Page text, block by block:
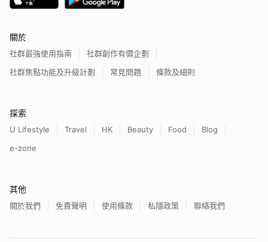
關於
社群最強使用指南
社群創作有價企劃
社群焦點功能及升級計劃
常見問題 條款及細則
探索
U Lifestyle Travel HK Beauty Food
Blog
e-zone
其他
關於我們 免責聲明 使用條款 私隱政策 聯絡我們